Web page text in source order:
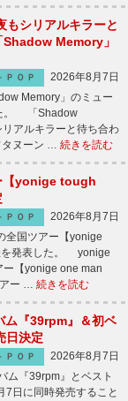
もシリアルキラーと
Memory」
ＰＯＰ
2026年8月7日
Memory」のミュー
。 「Shadow
アルキラーと待ち合わ
タヌーン … 続きを読む
【yonige tough
ＰＯＰ
2026年8月7日
国ツアー【yonige
を発表した。 yonige
ー【yonige one man
ー … 続きを読む
ム『39rpm』＆初ベ
日決定
ＰＯＰ
2026年8月7日
ム『39rpm』とベスト
7日に同時発売すること